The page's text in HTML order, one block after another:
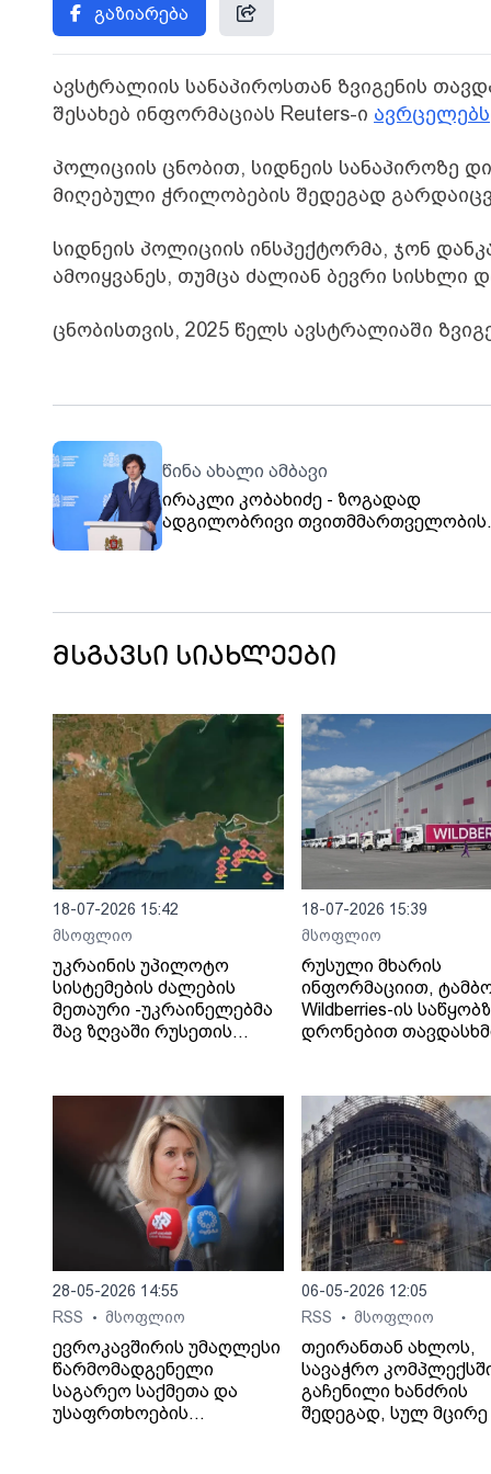
გაზიარება
ავსტრალიის სანაპიროსთან ზვიგენის
შესახებ ინფორმაციას Reuters-ი ავრცელებს
პოლიციის ცნობით, სიდნეის სანაპიროზე
მიღებული ჭრილობების შედეგად
სიდნეის პოლიციის ინსპექტორმა, ჯონ
ამოიყვანეს, თუმცა ძალიან ბევრი
ცნობისთვის, 2025 წელს ავსტრალიაში
წინა ახალი ამბავი
ირაკლი კობახიძე - ზოგადად
ადგილობრივი თვითმმართველობის
ეუთო/ოდირის მოწვევა ამ
მსგავსი სიახლეები
18-07-2026 15:42
მსოფლიო
უკრაინის უპილოტო
სისტემების ძალების
მეთაური -უკრაინელებმა
შავ ზღვაში რუსეთის
18-07-2026 15:39
მსოფლიო
რუსული მხარის
ინფორმაციით,
Wildberries-ის
დრონებით
28-05-2026 14:55
RSS
• მსოფლიო
ევროკავშირის უმაღლესი
წარმომადგენელი
საგარეო საქმეთა და
უსაფრთხოების
06-05-2026 12:05
RSS
• მსოფლიო
თეირანთან ახლოს,
სავაჭრო
გაჩენილი ხანძრის
შედეგად, სულ მცირე